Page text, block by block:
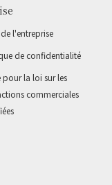
l'entreprise
de confidentialité
pour la loi sur les
commerciales